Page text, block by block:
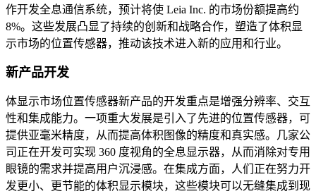
作开发全息通信系统，预计将使 Leia Inc. 的市场份额提高约
8%。这些发展凸显了持续的创新和战略合作，塑造了体积显
示市场的位置传感器，推动该技术进入新的应用和行业。
新产品开发
体显示市场位置传感器新产品的开发重点是增强分辨率、交互
性和集成能力。一项重大发展是引入了先进的位置传感器，可
提供亚毫米精度，从而提高体积图像的精度和真实感。几家公
司正在开发可实现 360 度视角的全息显示器，从而消除对专用
眼镜的需求并提高用户沉浸感。在集成方面，人们正在努力开
发更小、更节能的体积显示模块，这些模块可以无缝集成到现